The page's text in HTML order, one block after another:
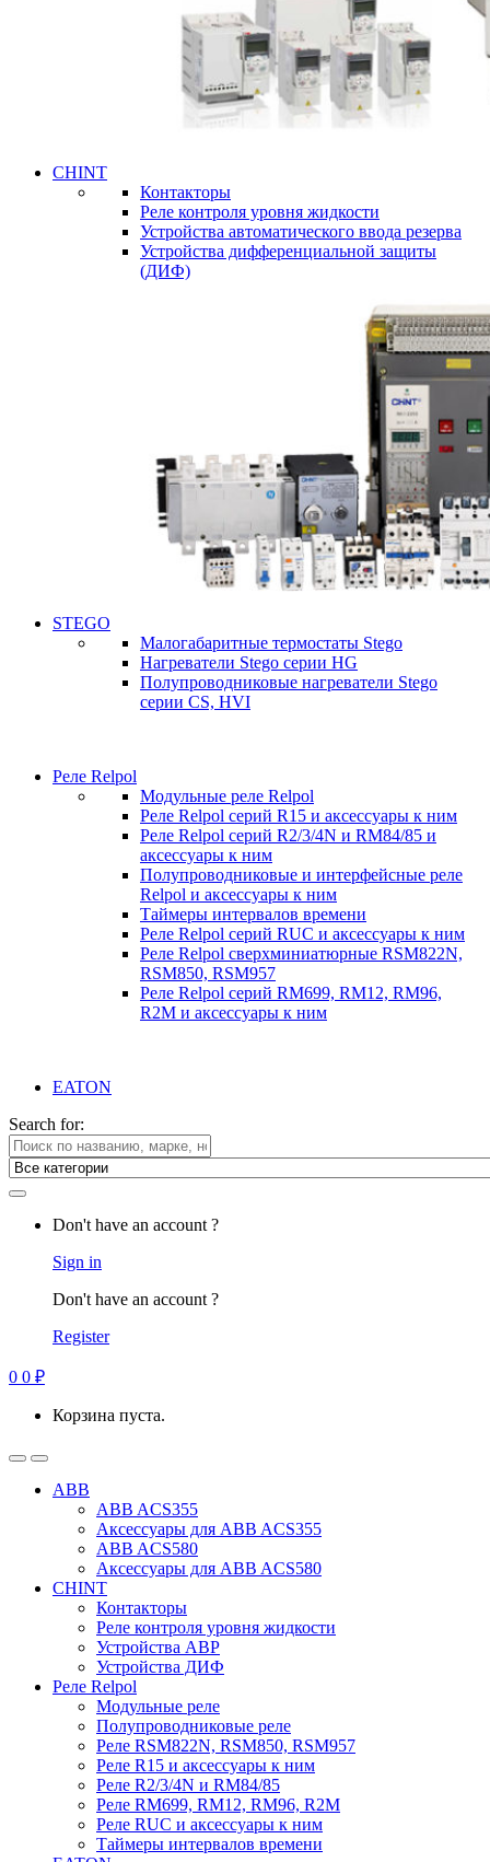
CHINT
Контакторы
Реле контроля уровня жидкости
Устройства автоматического ввода резерва
Устройства дифференциальной защиты
(ДИФ)
STEGO
Малогабаритные термостаты Stego
Нагреватели Stego серии HG
Полупроводниковые нагреватели Stego
серии CS, HVI
Реле Relpol
Модульные реле Relpol
Реле Relpol серий R15 и аксессуары к ним
Реле Relpol серий R2/3/4N и RM84/85 и
аксессуары к ним
Полупроводниковые и интерфейсные реле
Relpol и аксессуары к ним
Таймеры интервалов времени
Реле Relpol серий RUC и аксессуары к ним
Реле Relpol сверхминиатюрные RSM822N,
RSM850, RSM957
Реле Relpol серий RM699, RM12, RM96,
R2M и аксессуары к ним
EATON
Search for:
Don't have an account ?
Sign in
Don't have an account ?
Register
0 0 ₽
Корзина пуста.
ABB
ABB ACS355
Аксессуары для ABB ACS355
ABB ACS580
Аксессуары для ABB ACS580
CHINT
Контакторы
Реле контроля уровня жидкости
Устройства АВР
Устройства ДИФ
Реле Relpol
Модульные реле
Полупроводниковые реле
Реле RSM822N, RSM850, RSM957
Реле R15 и аксессуары к ним
Реле R2/3/4N и RM84/85
Реле RM699, RM12, RM96, R2M
Реле RUC и аксессуары к ним
Таймеры интервалов времени